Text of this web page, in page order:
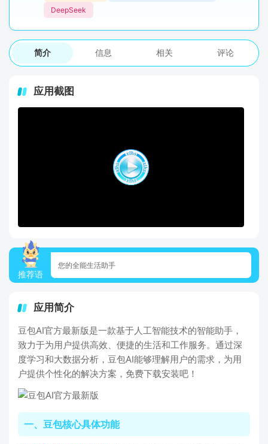
DeepSeek
简介 信息 相关 评论
应用截图
推荐语
您的全能生活助手
应用简介
豆包AI官方最新版是一款基于人工智能技术的智能助手，
致力于为用户提供高效、便捷的生活和工作服务。通过深
度学习和大数据分析，豆包AI能够理解用户的需求，为用
户提供个性化的解决方案，免费下载安装吧！
一、豆包核心具体功能